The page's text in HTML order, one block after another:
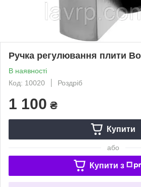
Ручка регулювання плити
В наявності
Код: 10020
Роздріб
1 100 ₴
Купити
або
Купити з